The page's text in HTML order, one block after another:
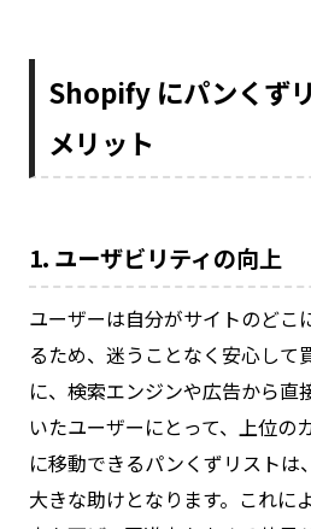
Shopify にパンくず
メリット
1. ユーザビリティの向上
ユーザーは自分がサイトのどこ
るため、迷うことなく安心して
に、検索エンジンや広告から直
いたユーザーにとって、上位の
に移動できるパンくずリストは
大きな助けとなります。これに